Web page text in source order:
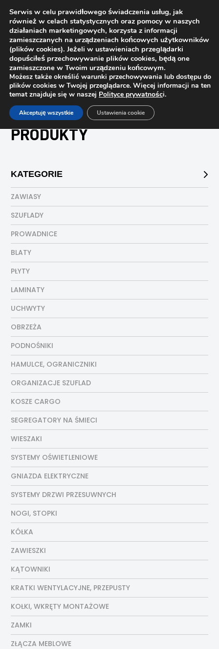
Strona główna Sklep Produkty
PRODUKTY
KATEGORIE
ZAWIASY
SZUFLADY
PROWADNICE
BLATY
PŁYTY
LAMINATY
UCHWYTY
OBRZEŻA
PODNOŚNIKI
HAMULCE, OGRANICZNIKI
ORGANIZACJE SZUFLAD
KOSZE CARGO
SEGREGATORY NA ŚMIECI
WIESZAKI
SYSTEMY OŚWIETLENIOWE
GNIAZDA ELEKTRYCZNE
SYSTEMY DRZWI PRZESUWNYCH
NOGI, STOPKI
KÓŁKA
ZAWIESZKI
KĄTOWNIKI
KRATKI WENTYLACYJNE, PRZEPUSTY
KOŁKI, WKRĘTY MONTAŻOWE
ZAMKI
ZŁĄCZA MEBLOWE
Serwis w celu prawidłowego świadczenia usług, jak
również w celach statystycznych oraz pomocy w naszych
działaniach marketingowych, korzysta z informacji
zamieszczanych na urządzeniach końcowych użytkowników
(plików cookies). Jeżeli w ustawieniach przeglądarki
dopuściłeś przechowywanie plików cookies, będą one
zamieszczone w Twoim urządzeniu końcowym.
Możesz także określić warunki przechowywania lub dostępu do
plików cookies w Twojej przeglądarce. Więcej informacji na ten
temat znajduje się w naszej Polityce prywatności.
Akceptuję wszystkie Ustawienia cookie